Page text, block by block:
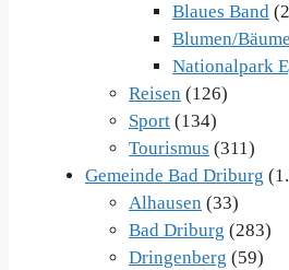
Blaues Band
Blumen/Bäume
Nationalpark
Reisen (126)
Sport (134)
Tourismus (311)
Gemeinde Bad Driburg
Alhausen (33)
Bad Driburg (283)
Dringenberg (59)